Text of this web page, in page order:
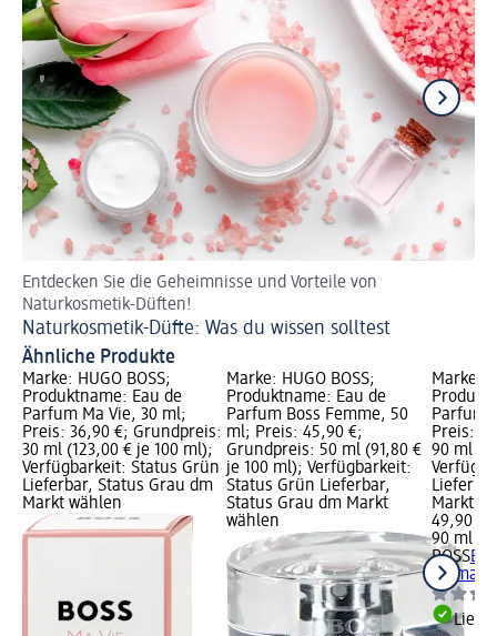
Entdecken Sie die Geheimnisse und Vorteile von
Naturkosmetik-Düften!
Naturkosmetik-Düfte: Was du wissen solltest
Ähnliche Produkte
Marke: HUGO BOSS;
Produktname: Eau de
Parfum Ma Vie, 30 ml;
Preis: 36,90 €; Grundpreis:
30 ml (123,00 € je 100 ml);
Verfügbarkeit: Status Grün
Lieferbar, Status Grau dm
Markt wählen
Marke: HUGO BOSS;
Produktname: Eau de
Parfum Boss Femme, 50
ml; Preis: 45,90 €;
Grundpreis: 50 ml (91,80 €
je 100 ml); Verfügbarkeit:
Status Grün Lieferbar,
Status Grau dm Markt
wählen
Marke:
Parfum
Preis:
90 ml
Markt
49,90 €
90 ml
BOSS